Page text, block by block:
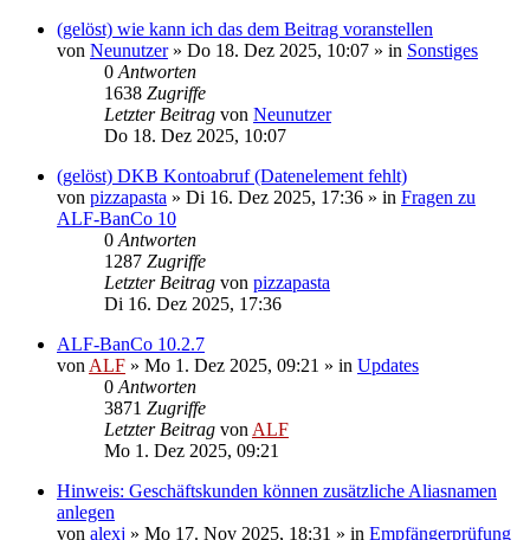
(gelöst) wie kann ich das dem Beitrag voranstellen
von Neunutzer» Do 18. Dez 2025, 10:07 » in Sonstiges
0 Antworten
1638 Zugriffe
Letzter Beitrag von Neunutzer
Do 18. Dez 2025, 10:07
(gelöst) DKB Kontoabruf (Datenelement fehlt)
von pizzapasta » Di 16. Dez 2025, 17:36 » in Fragen zu
ALF-BanCo 10
0 Antworten
1287 Zugriffe
Letzter Beitrag von pizzapasta
Di 16. Dez 2025, 17:36
ALF-BanCo 10.2.7
von ALF » Mo 1. Dez 2025, 09:21 » in Updates
0 Antworten
3871 Zugriffe
Letzter Beitrag von ALF
Mo 1. Dez 2025, 09:21
Hinweis: Geschäftskunden können zusätzliche Aliasnamen
anlegen
von alexj » Mo 17. Nov 2025, 18:31 » in Empfängerprüfung